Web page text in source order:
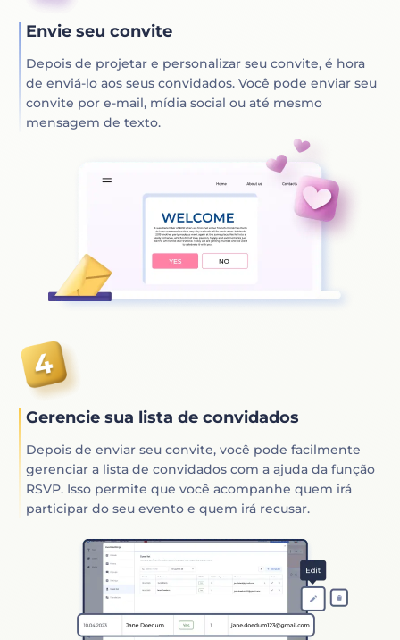
Envie seu convite
Depois de projetar e personalizar seu convite, é hora
de enviá-lo aos seus convidados. Você pode enviar seu
convite por e-mail, mídia social ou até mesmo
mensagem de texto.
Gerencie sua lista de convidados
Depois de enviar seu convite, você pode facilmente
gerenciar a lista de convidados com a ajuda da função
RSVP. Isso permite que você acompanhe quem irá
participar do seu evento e quem irá recusar.